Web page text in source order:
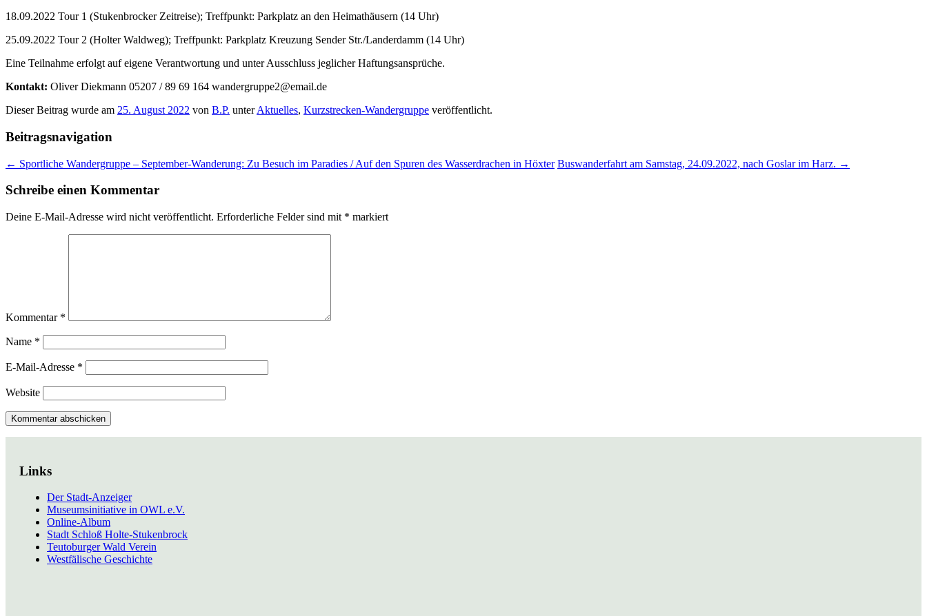
18.09.2022 Tour 1 (Stukenbrocker Zeitreise); Treffpunkt: Parkplatz an den Heimathäusern (14 Uhr)
25.09.2022 Tour 2 (Holter Waldweg); Treffpunkt: Parkplatz Kreuzung Sender Str./Landerdamm (14 Uhr)
Eine Teilnahme erfolgt auf eigene Verantwortung und unter Ausschluss jeglicher Haftungsansprüche.
Kontakt: Oliver Diekmann 05207 / 89 69 164 wandergruppe2@email.de
Dieser Beitrag wurde am 25. August 2022 von B.P. unterAktuelles, Kurzstrecken-Wandergruppe veröffentlicht.
Beitragsnavigation
← Sportliche Wandergruppe – September-Wanderung: Zu Besuch im Paradies / Auf den Spuren des Wasserdrachen in Höxter Buswanderfahrt am Samstag, 24.09.2022, nach Goslar im Harz. →
Schreibe einen Kommentar
Deine E-Mail-Adresse wird nicht veröffentlicht. Erforderliche Felder sind mit * markiert
Kommentar *
Name *
E-Mail-Adresse *
Website
Links
Der Stadt-Anzeiger
Museumsinitiative in OWL e.V.
Online-Album
Stadt Schloß Holte-Stukenbrock
Teutoburger Wald Verein
Westfälische Geschichte